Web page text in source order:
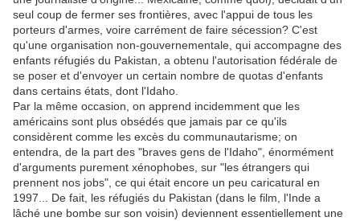
seul coup de fermer ses frontières, avec l'appui de tous les
porteurs d'armes, voire carrément de faire sécession? C'est
qu'une organisation non-gouvernementale, qui accompagne des
enfants réfugiés du Pakistan, a obtenu l'autorisation fédérale de
se poser et d'envoyer un certain nombre de quotas d'enfants
dans certains états, dont l'Idaho.
Par la même occasion, on apprend incidemment que les
américains sont plus obsédés que jamais par ce qu'ils
considèrent comme les excès du communautarisme; on
entendra, de la part des "braves gens de l'Idaho", énormément
d'arguments purement xénophobes, sur "les étrangers qui
prennent nos jobs", ce qui était encore un peu caricatural en
1997... De fait, les réfugiés du Pakistan (dans le film, l'Inde a
lâché une bombe sur son voisin) deviennent essentiellement une